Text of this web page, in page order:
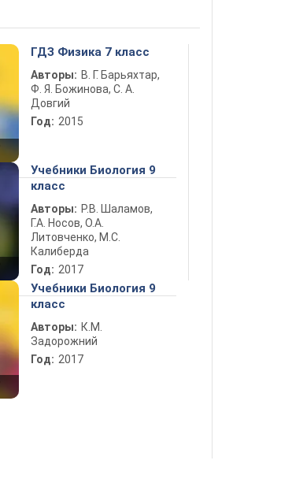
ГДЗ Физика 7 класс
Авторы: В. Г. Барьяхтар,
Ф. Я. Божинова, С. А.
Довгий
Год: 2015
Учебники Биология 9
класс
Авторы: Р.В. Шаламов,
Г.А. Носов, О.А.
Литовченко, М.С.
Калиберда
Год: 2017
Учебники Биология 9
класс
Авторы: К.М.
Задорожний
Год: 2017